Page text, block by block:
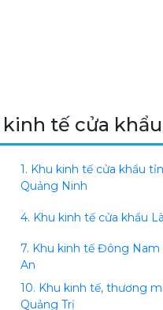
tế cửa khẩu
1. Khu kinh tế cửa khẩu
Quảng Ninh
4. Khu kinh tế cửa khẩu
7. Khu kinh tế Đông Nam
An
10. Khu kinh tế, thương
Quảng Trị